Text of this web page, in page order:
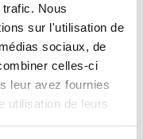
Nous
sur l'utilisation de
sociaux, de
celles-ci
leur avez fournies
utilisation de leurs
et acteurs qui
services et à
en explorant de
Par exemple :
de demande